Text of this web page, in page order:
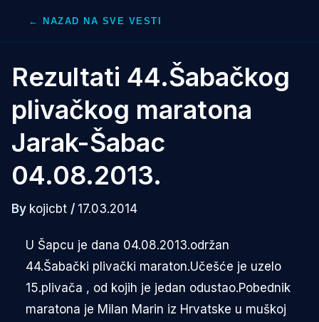
← NAZAD NA SVE VESTI
Rezultati 44.Šabačkog
plivačkog maratona
Jarak-Šabac
04.08.2013.
By kojicbt / 17.03.2014
U Šapcu je dana 04.08.2013.održan
44.Šabački plivački maraton.Učešće je uzelo
15.plivača , od kojih je jedan odustao.Pobednik
maratona je Milan Marin iz Hrvatske u muškoj